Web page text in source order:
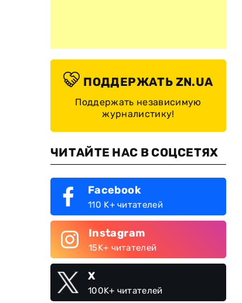
ПОДДЕРЖАТЬ ZN.UA
Поддержать независимую
журналистику!
ЧИТАЙТЕ НАС В СОЦСЕТЯХ
Facebook
110 K+ читателей
Instagram
15K+ читателей
X
100K+ читателей